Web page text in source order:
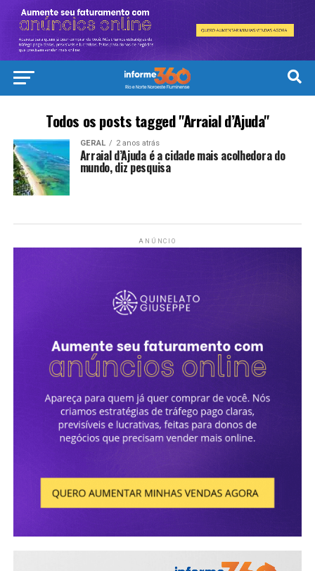
Todos os posts tagged "Arraial d’Ajuda"
GERAL 2 anos atrás
Arraial d’Ajuda é a cidade mais acolhedora do
mundo, diz pesquisa
ANÚNCIO